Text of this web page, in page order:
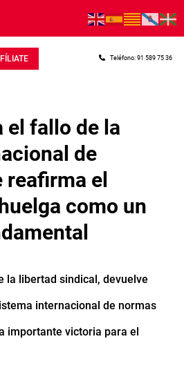
Teléfono: 91 589 75 36
el fallo de la
de
el
como un
la libertad sindical, devuelve
internacional de normas
importante victoria para el